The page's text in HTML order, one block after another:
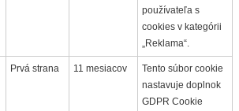
používateľa s
cookies v kategórii
„Reklama“.
Prvá strana 11 mesiacov
Tento súbor cookie
nastavuje doplnok
GDPR Cookie